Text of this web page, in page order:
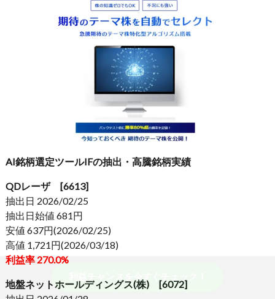
AI銘柄選定ツールIFの抽出・高騰銘柄実績
QDレーザ [6613]
抽出日 2026/02/25
抽出日始値 681円
安値 637円(2026/02/25)
高値 1,721円(2026/03/18)
利益率 270.0%
地盤ネットホールディングス(株) [6072]